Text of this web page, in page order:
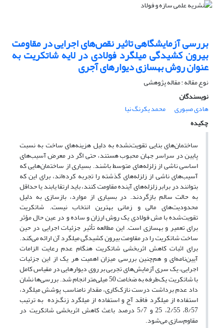
بررسی آزمایشگاهی تاثیر نقص‌های اجرایی در مقاومت
بیرون کشیدگی میلگرد فولادی در لایه شاتکریت به
عنوان روش بهسازی دیوارهای آجری
نوع مقاله : مقاله پژوهشی
نویسندگان
هادی صبوری
محمد یکرنگ نیا
چکیده
ساختمان‌های بنایی تقویت‌نشده به دلیل هزینه‌های ساخت به نسبت
پایین در سراسر جهان محبوب هستند، حتی اگر در معرض آسیب‌های
اساسی ناشی از زلزله‌های متوسط باشند. بسیاری از ساختمان‌هایی که
آسیب‌های ناشی از زلزله‌های گذشته را تجربه کرده‌اند، برای این که
بتوانند در برابر زلزله‌های آینده مقاومت کنند، باید ارتقا یابند یا حداقل
به حالت سالم بازگردند. در بسیاری از موارد، بازسازی به دلیل
محدودیت‌های مالی و زمانی بهترین انتخاب نیست. شاتکریت
تقویت‌شده با مش فولادی یک روش ارزان و ساده و در عین‌ حال مؤثر
برای تعمیر و بهسازی است. این مطالعه تأثیر جزئیات اجرایی در حین
ساخت شاتکریت را در مقاومت بیرون کشیدگی میلگرد آن ارائه می‌کند.
برای اثبات کاهش اثربخشی شاتکریت هنگام عدم رعایت الزامات
آیین‌نامه‌ای و هم‌چنین بررسی میزان اهمیت هر یک از این جزئیات
اجرایی، یک سری آزمایش‌های تجربی بر روی دیوارهایی در مقیاس کامل
با شاتکریت یک‌طرفه به ضخامت 50 میلی‌متر انجام شد. بررسی‌ها نشان
داد عدم برداشت درست نازک‌کاری، مقدار نامناسب پوشش میلگرد،
استفاده از میلگرد فاقد آج و استفاده از میلگرد زنگ‌زده به ترتیب
8/57، 2/55، 25 و 5/7 درصد باعث کاهش اثربخشی شاتکریت در
مقاوم‌سازی می‌شود.